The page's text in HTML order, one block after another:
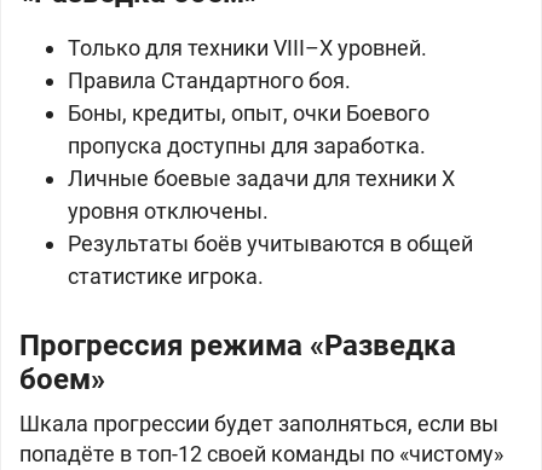
Только для техники VIII–X уровней.
Правила Стандартного боя.
Боны, кредиты, опыт, очки Боевого
пропуска доступны для заработка.
Личные боевые задачи для техники X
уровня отключены.
Результаты боёв учитываются в общей
статистике игрока.
Прогрессия режима «Разведка
боем»
Шкала прогрессии будет заполняться, если вы
попадёте в топ-12 своей команды по «чистому»